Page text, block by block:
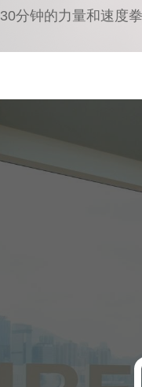
30分钟的力量和速度